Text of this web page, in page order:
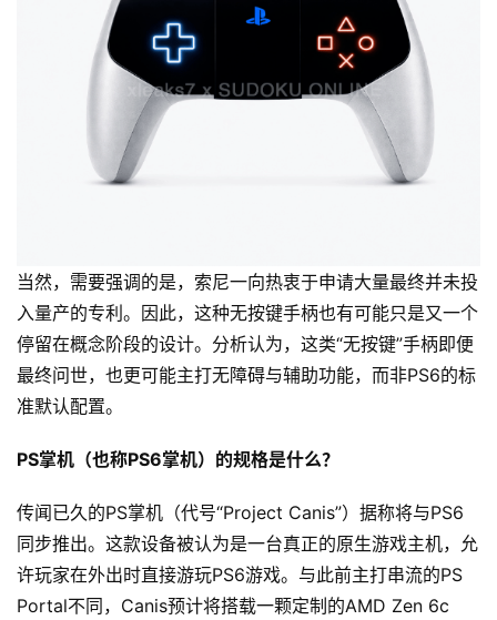
当然，需要强调的是，索尼一向热衷于申请大量最终并未投
入量产的专利。因此，这种无按键手柄也有可能只是又一个
停留在概念阶段的设计。分析认为，这类“无按键”手柄即便
最终问世，也更可能主打无障碍与辅助功能，而非PS6的标
准默认配置。
PS掌机（也称PS6掌机）的规格是什么？
传闻已久的PS掌机（代号“Project Canis”）据称将与PS6
同步推出。这款设备被认为是一台真正的原生游戏主机，允
许玩家在外出时直接游玩PS6游戏。与此前主打串流的PS
Portal不同，Canis预计将搭载一颗定制的AMD Zen 6c